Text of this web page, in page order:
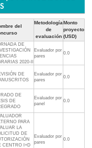
del
Metodología
de
evaluación
Monto
proyecto
(USD)
DE
2020-II
Evaluador por
pares
0.0
DE
Evaluador por
pares
0.0
DE
DE
Evaluador por
panel
0.0
PARA
LA
DE
CENTRO I+D
Evaluador por
pares
0.0